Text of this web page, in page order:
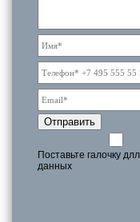
Отправить
Поставьте галочку
данных